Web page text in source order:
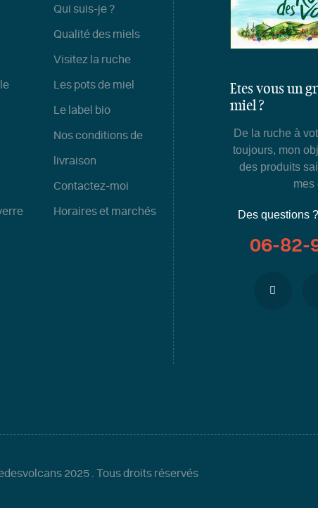
Qui suis-je ?
Qualité des miels
Visitez la ruche
Les pots de miel
Le label bio
Nos conditions de
livraison
Contactez-moi
Horaires et marchés
Etes vous un
miel ?
De la ruche à
toujours, mon
des produits
mes
Des questions
06-82-
2025 . Tous droits réservés